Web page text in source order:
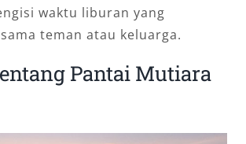
waktu liburan yang
teman atau keluarga.
Pantai Mutiara